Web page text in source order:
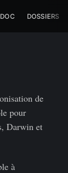
DOC DOSSIERS
de
pour
Darwin et
à